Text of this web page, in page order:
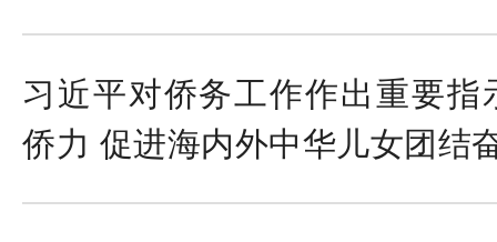
习近平对侨务工作作出重要
侨力 促进海内外中华儿女团结